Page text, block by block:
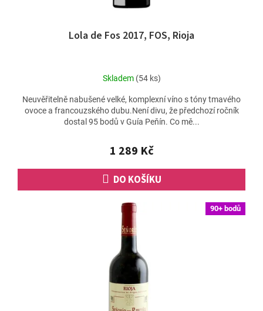
Lola de Fos 2017, FOS, Rioja
Skladem (54 ks)
1 289 Kč
DO KOŠÍKU
Neuvěřitelně nabušené velké, komplexní víno s tóny tmavého
ovoce a francouzského dubu.Není divu, že předchozí ročník
dostal 95 bodů v Guía Peňín. Co mě...
90+ bodů